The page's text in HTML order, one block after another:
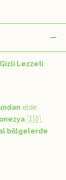
Gizli Lezzeti
elde
🇮🇩,
bölgelerde